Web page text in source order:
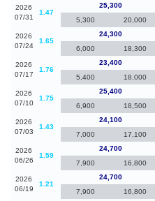
2026
07/31
1.47
25,300
5,300
20,000
2026
07/24
1.65
24,300
6,000
18,300
2026
07/17
1.76
23,400
5,400
18,000
2026
07/10
1.75
25,400
6,900
18,500
2026
07/03
1.43
24,100
7,000
17,100
2026
06/26
1.59
24,700
7,900
16,800
2026
06/19
1.21
24,700
7,900
16,800